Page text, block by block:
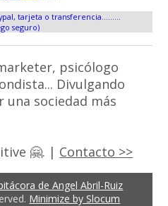
tarjeta o transferencia.........
seguro)
psicólogo
Divulgando
una sociedad más
🤗. | Contacto >>
de Angel Abril-Ruiz
Minimize by Slocum